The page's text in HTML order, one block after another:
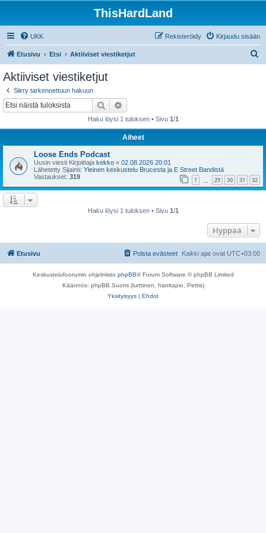
ThisHardLand
UKK Kirjaudu sisään
Rekisteröidy
Etusivu Etsi Aktiiviset viestiketjut
Aktiiviset viestiketjut
Siirry tarkennettuun hakuun
Etsi
Haku löysi 1 tuloksen • Sivu 1/1
Aiheet
Loose Ends Podcast
Uusin viesti Kirjoittaja kekko « 02.08.2026 20:01
Lähetetty Sijainti: Yleinen keskustelu Brucesta ja E Street Bandistä
Vastaukset: 319 1 29 30 31 32
Haku löysi 1 tuloksen • Sivu 1/1
Hyppää
Etusivu Kaikki ajat ovat UTC+03:00
Poista evästeet
Keskustelufoorumin ohjelmisto phpBB® Forum Software © phpBB Limited
Käännös: phpBB Suomi (lurttinen, harritapio, Pettis)
Yksityisyys | Ehdot